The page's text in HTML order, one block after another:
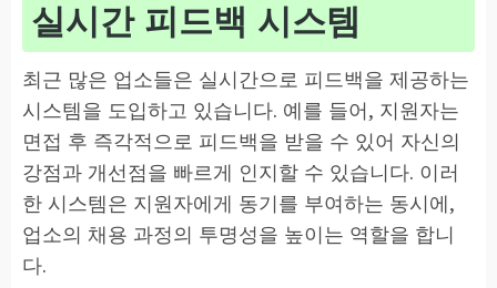
실시간 피드백 시스템
최근 많은 업소들은 실시간으로 피드백을 제공하는
시스템을 도입하고 있습니다. 예를 들어, 지원자는
면접 후 즉각적으로 피드백을 받을 수 있어 자신의
강점과 개선점을 빠르게 인지할 수 있습니다. 이러
한 시스템은 지원자에게 동기를 부여하는 동시에,
업소의 채용 과정의 투명성을 높이는 역할을 합니
다.